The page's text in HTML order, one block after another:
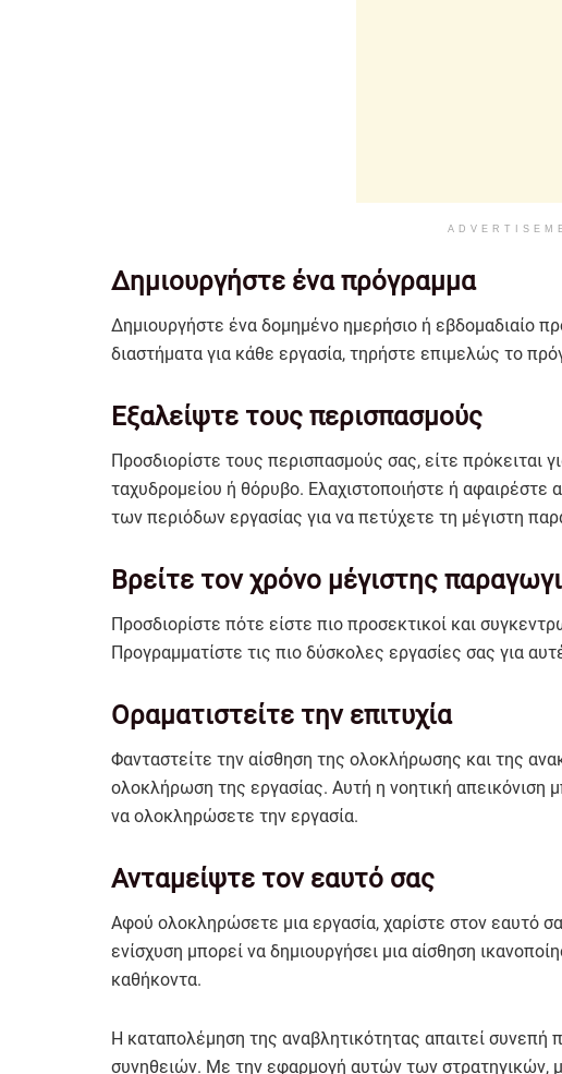
Δημιουργήστε ένα πρόγραμμα
Δημιουργήστε ένα δομημένο ημερήσιο ή εβδομαδιαίο
διαστήματα για κάθε εργασία, τηρήστε επιμελώς το
Εξαλείψτε τους περισπασμούς
Προσδιορίστε τους περισπασμούς σας, είτε πρόκειται
ταχυδρομείου ή θόρυβο. Ελαχιστοποιήστε ή αφαιρέστε
των περιόδων εργασίας για να πετύχετε τη μέγιστη
Βρείτε τον χρόνο μέγιστης
Προσδιορίστε πότε είστε πιο προσεκτικοί και
Προγραμματίστε τις πιο δύσκολες εργασίες σας για
Οραματιστείτε την επιτυχία
Φανταστείτε την αίσθηση της ολοκλήρωσης και της
ολοκλήρωση της εργασίας. Αυτή η νοητική απεικόνιση
να ολοκληρώσετε την εργασία.
Ανταμείψτε τον εαυτό σας
Αφού ολοκληρώσετε μια εργασία, χαρίστε στον εαυτό
ενίσχυση μπορεί να δημιουργήσει μια αίσθηση
καθήκοντα.
Η καταπολέμηση της αναβλητικότητας απαιτεί συνεπή
συνηθειών. Με την εφαρμογή αυτών των στρατηγικών,